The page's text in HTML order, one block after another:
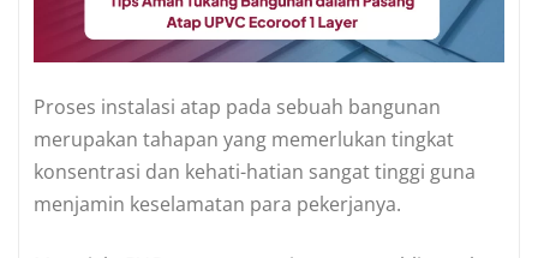
Proses instalasi atap pada sebuah bangunan
merupakan tahapan yang memerlukan tingkat
konsentrasi dan kehati-hatian sangat tinggi guna
menjamin keselamatan para pekerjanya.